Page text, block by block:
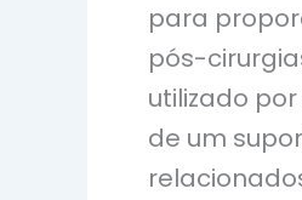
para
pós-
utilizado
de um